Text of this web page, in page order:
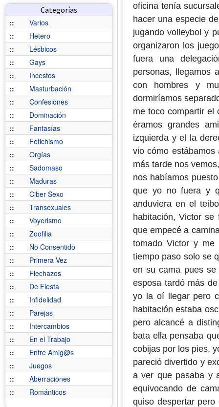
Categorías
::
Varios
::
Hetero
::
Lésbicos
::
Gays
::
Incestos
::
Masturbación
::
Confesiones
::
Dominación
::
Fantasías
::
Fetichismo
::
Orgías
::
Sadomaso
::
Maduras
::
Ciber Sexo
::
Transexuales
::
Voyerismo
::
Zoofilia
::
No Consentido
::
Primera Vez
::
Flechazos
::
De Fiesta
::
Infidelidad
::
Parejas
::
Intercambios
::
En el Trabajo
::
Entre Amig@s
::
Juegos
::
Aberraciones
::
Románticos
oficina tenía
hacer una especie
jugando volleybol y
organizaron los
fuera una
personas, llegamos
con hombres y
dormiríamos
me toco compartir el
éramos grandes
izquierda y el la
vio cómo
más tarde nos
nos habíamos
que yo no fuera y
anduviera en el
habitación, Victor
que empecé a
tomado Victor y me
tiempo paso solo se
en su cama pues
esposa tardó más
yo la oí llegar pero
habitación estaba
pero alcancé a
bata ella pensaba
cobijas por los pies,
pareció divertido y
a ver que pasaba y
equivocando de
quiso despertar